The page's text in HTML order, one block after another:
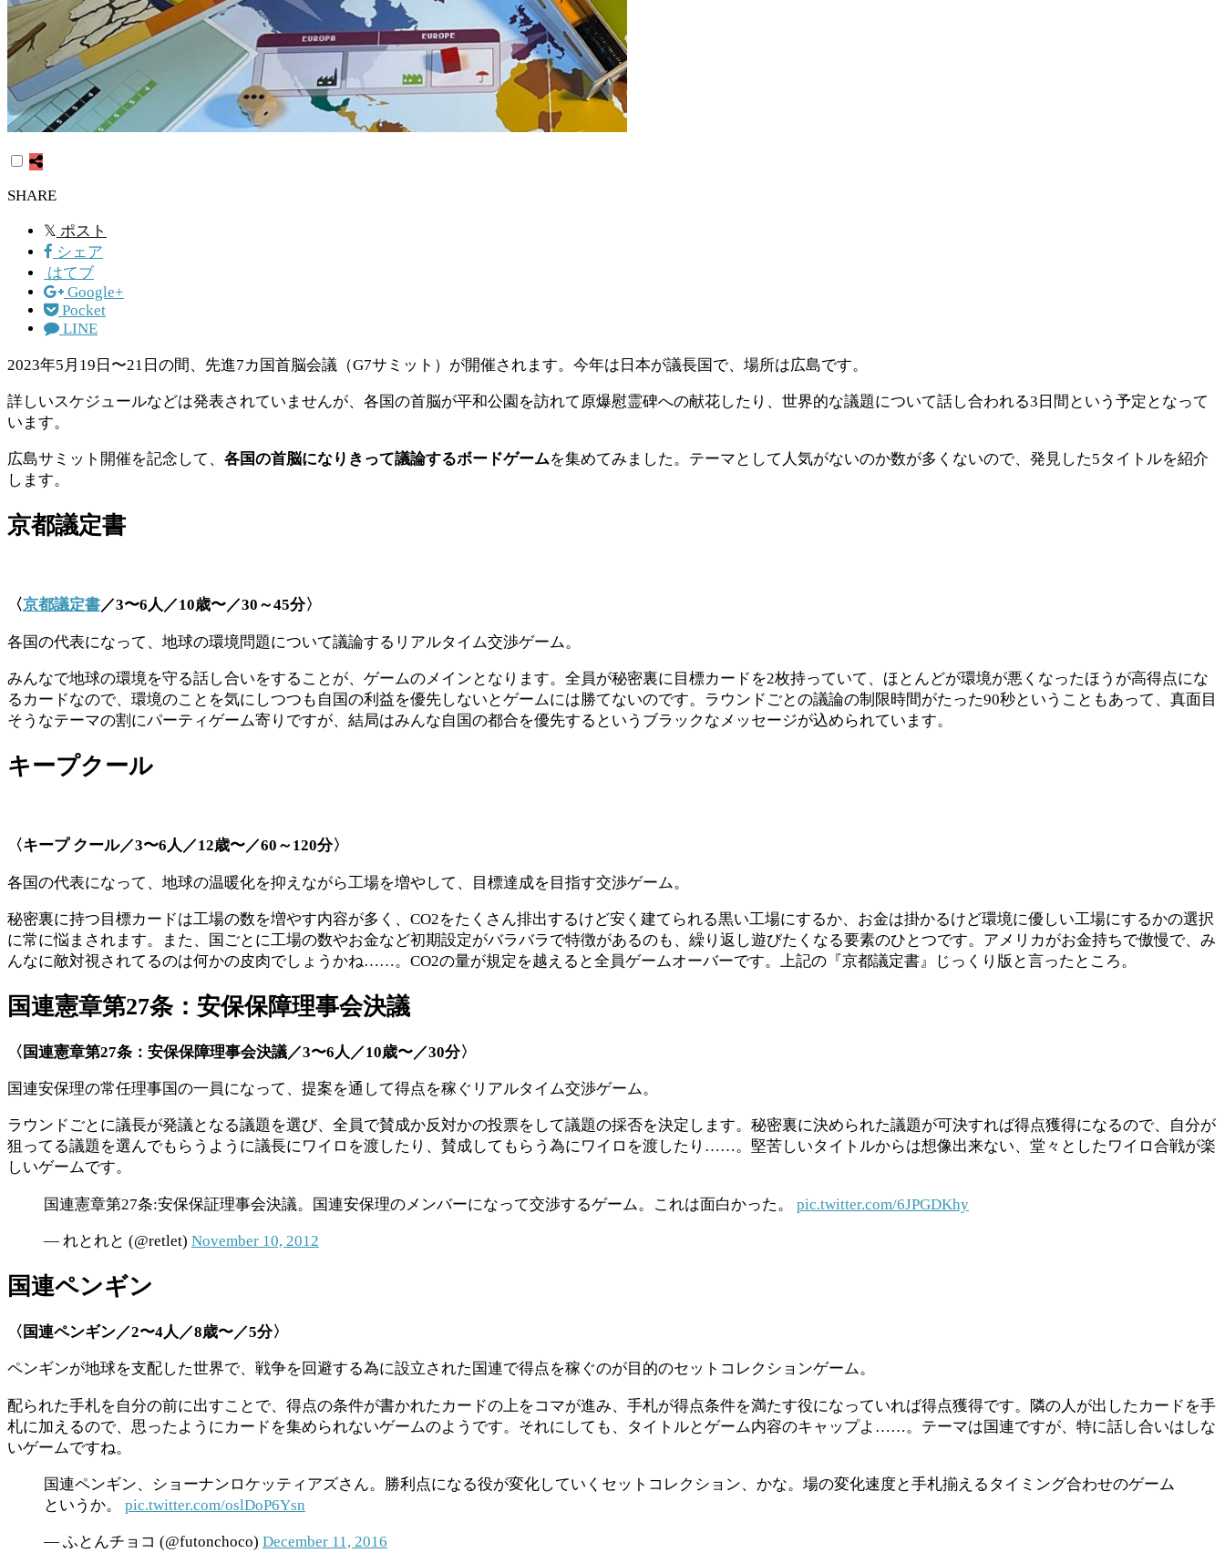
SHARE
𝕏 ポスト
シェア
はてブ
Google+
Pocket
LINE
2023年5 月 19 日〜21 日の間、先進7カ国首脳会議（G7サミット）が開催されます。今年は日本が議長国で、場所は広島です。
詳しいスケジュールなどは発表されていませんが、各国の首脳が平和公園を訪れて原爆慰霊碑への献花したり、世界的な議題について話し合われる3日間という予定となって
います。
広島サミット開催を記念して、 各国の首脳になりきって議論するボードゲームを集めてみました。テーマとして人気がないのか数が多くないので、発見した5タイトルを紹介
します。
京都議定書
〈京都議定書／3〜6人／10歳〜／30 ～45分〉
各国の代表になって、地球の環境問題について議論するリアルタイム交渉ゲーム。
みんなで地球の環境を守る話し合いをすることが、ゲームのメインとなります。全員が秘密裏に目標カードを2枚持っていて、ほとんどが環境が悪くなったほうが高得点にな
るカードなので、環境のことを気にしつつも自国の利益を優先しないとゲームには勝てないのです。ラウンドごとの議論の制限時間がたった90秒ということもあって、真面目
そうなテーマの割にパーティゲーム寄りですが、結局はみんな自国の都合を優先するというブラックなメッセージが込められています。
キープクール
〈キープ クール／3〜6人／12歳〜／60 ～ 120分〉
各国の代表になって、地球の温暖化を抑えながら工場を増やして、目標達成を目指す交渉ゲーム。
秘密裏に持つ目標カードは工場の数を増やす内容が多く、CO2をたくさん排出するけど安く建てられる黒い工場にするか、お金は掛かるけど環境に優しい工場にするかの選択
に常に悩まされます。また、国ごとに工場の数やお金など初期設定がバラバラで特徴があるのも、繰り返し遊びたくなる要素のひとつです。アメリカがお金持ちで傲慢で、み
んなに敵対視されてるのは何かの皮肉でしょうかね……。CO2の量が規定を越えると全員ゲームオーバーです。上記の『京都議定書』じっくり版と言ったところ。
国連憲章第27条：安保保障理事会決議
〈国連憲章第27条：安保保障理事会決議／3〜6人／10歳〜／30分〉
国連安保理の常任理事国の一員になって、提案を通して得点を稼ぐリアルタイム交渉ゲーム。
ラウンドごとに議長が発議となる議題を選び、全員で賛成か反対かの投票をして議題の採否を決定します。秘密裏に決められた議題が可決すれば得点獲得になるので、自分が
狙ってる議題を選んでもらうように議長にワイロを渡したり、賛成してもらう為にワイロを渡したり……。堅苦しいタイトルからは想像出来ない、堂々としたワイロ合戦が楽
しいゲームです。
国連憲章第27条:安保保証理事会決議。国連安保理のメンバーになって交渉するゲーム。これは面白かった。 pic.twitter.com/6JPGDKhy
— れとれと (@retlet) November 10, 2012
国連ペンギン
〈国連ペンギン／2〜4人／8歳〜／5分〉
ペンギンが地球を支配した世界で、戦争を回避する為に設立された国連で得点を稼ぐのが目的のセットコレクションゲーム。
配られた手札を自分の前に出すことで、得点の条件が書かれたカードの上をコマが進み、手札が得点条件を満たす役になっていれば得点獲得です。隣の人が出したカードを手
札に加えるので、思ったようにカードを集められないゲームのようです。それにしても、タイトルとゲーム内容のキャップよ……。テーマは国連ですが、特に話し合いはしな
いゲームですね。
国連ペンギン、ショーナンロケッティアズさん。勝利点になる役が変化していくセットコレクション、かな。場の変化速度と手札揃えるタイミング合わせのゲーム
というか。 pic.twitter.com/oslDoP6Ysn
— ふとんチョコ (@futonchoco) December 11, 2016